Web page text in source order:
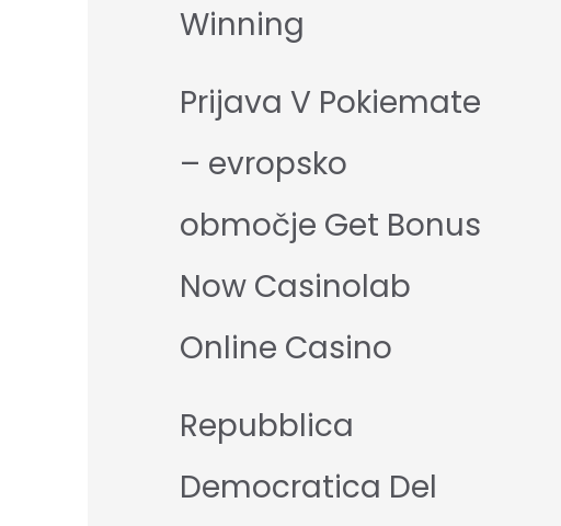
Winning
Prijava V Pokiemate
– evropsko
območje Get Bonus
Now Casinolab
Online Casino
Repubblica
Democratica Del